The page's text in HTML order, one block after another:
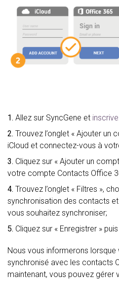
1. Allez sur SyncGene et
2. Trouvez l’onglet « Ajouter un
iCloud et connectez-vous à
3. Cliquez sur « Ajouter un
votre compte Contacts Office
4. Trouvez l’onglet « Filtres »,
synchronisation des contacts
vous souhaitez synchroniser;
5. Cliquez sur « Enregistrer »
Nous vous informerons
synchronisé avec les contacts
maintenant, vous pouvez gérer